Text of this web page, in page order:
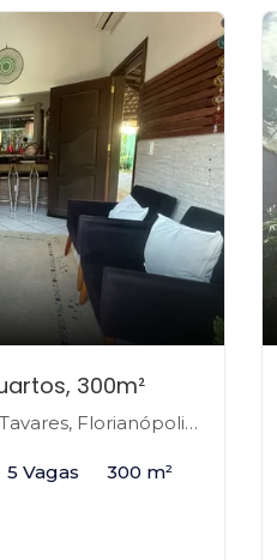
300m²
Florianópolis-SC
5 Vagas 300 m²